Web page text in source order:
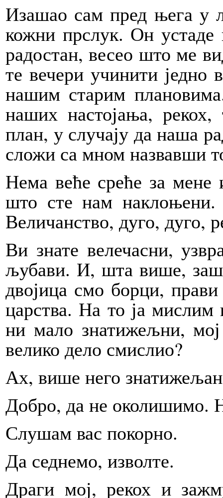
Изашао сам пред њега у
кожни прслук. Он устаде
радостан, весео што ме
те вечери учинити једно
нашим старим
наших настојања,
план, у случају да наша
сложи са мном назвавши
Нема веће среће за мене
што сте нам
Величанство, дуго, дуго,
Ви знате велечасни,
љубави. И, шта више,
двојица смо борци,
царства. На то ја мислим
ни мало знатижељни,
велико дело смислио?
Ах, више него
Добро, да не околишимо.
Слушам вас покорно.
Да седнемо, изволте.
Драги мој, рекох и